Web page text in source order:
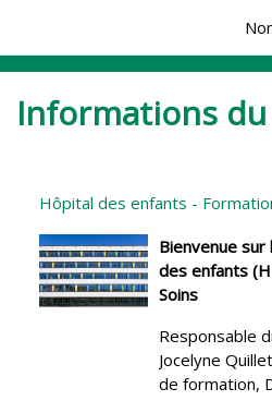
Informations
Hôpital des enfants -
Bienvenue
des enfants
Soins
Responsable
Jocelyne
de formation,